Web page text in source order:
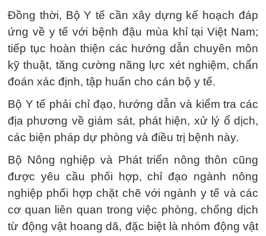
Đồng thời, Bộ Y tế cần xây dựng kế hoạch đáp
ứng về y tế với bệnh đậu mùa khỉ tại Việt Nam;
tiếp tục hoàn thiện các hướng dẫn chuyên môn
kỹ thuật, tăng cường năng lực xét nghiệm, chẩn
đoán xác định, tập huấn cho cán bộ y tế.
Bộ Y tế phải chỉ đạo, hướng dẫn và kiểm tra các
địa phương về giám sát, phát hiện, xử lý ổ dịch,
các biện pháp dự phòng và điều trị bệnh này.
Bộ Nông nghiệp và Phát triển nông thôn cũng
được yêu cầu phối hợp, chỉ đạo ngành nông
nghiệp phối hợp chặt chẽ với ngành y tế và các
cơ quan liên quan trong việc phòng, chống dịch
từ động vật hoang dã, đặc biệt là nhóm động vật